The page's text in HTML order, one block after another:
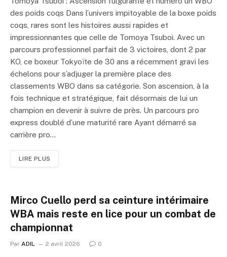
des poids coqs Dans l’univers impitoyable de la boxe poids
coqs, rares sont les histoires aussi rapides et
impressionnantes que celle de Tomoya Tsuboi. Avec un
parcours professionnel parfait de 3 victoires, dont 2 par
KO, ce boxeur Tokyoïte de 30 ans a récemment gravi les
échelons pour s’adjuger la première place des
classements WBO dans sa catégorie. Son ascension, à la
fois technique et stratégique, fait désormais de lui un
champion en devenir à suivre de près. Un parcours pro
express doublé d’une maturité rare Ayant démarré sa
carrière pro…
LIRE PLUS
Mirco Cuello perd sa ceinture intérimaire
WBA mais reste en lice pour un combat de
championnat
Par ADIL 2 avril 2026 0